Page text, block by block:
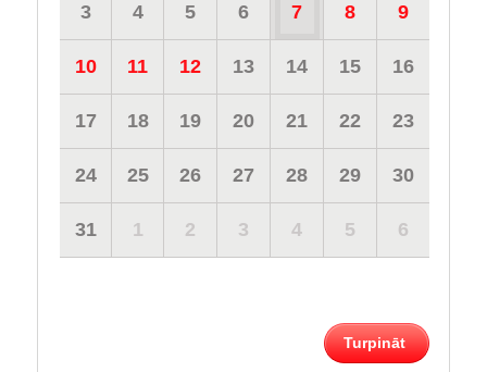
3 4 5 6 7 8 9
10 11 12 13 14 15 16
17 18 19 20 21 22 23
24 25 26 27 28 29 30
31 1 2 3 4 5 6
Turpināt